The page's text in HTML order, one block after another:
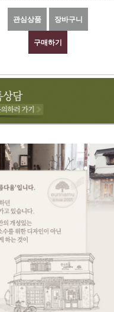
관심상품 장바구니
구매하기